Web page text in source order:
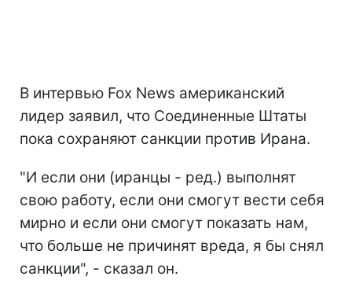
В интервью Fox News американский
лидер заявил, что Соединенные Штаты
пока сохраняют санкции против Ирана.
"И если они (иранцы - ред.) выполнят
свою работу, если они смогут вести себя
мирно и если они смогут показать нам,
что больше не причинят вреда, я бы снял
санкции", - сказал он.